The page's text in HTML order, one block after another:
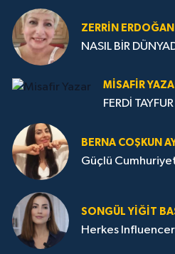
ZERRIN ERDOĞAN
NASIL BİR
MISAFIR
FERDİ TAYFUR
BERNA COŞKUN
Güçlü Cumhuriyet
SONGÜL YIĞIT
Herkes